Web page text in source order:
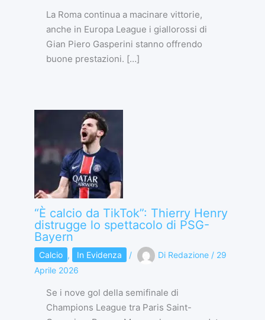
La Roma continua a macinare vittorie,
anche in Europa League i giallorossi di
Gian Piero Gasperini stanno offrendo
buone prestazioni. […]
“È calcio da TikTok”: Thierry Henry
distrugge lo spettacolo di PSG-
Bayern
Calcio , In Evidenza / Di Redazione / 29
Aprile 2026
Se i nove gol della semifinale di
Champions League tra Paris Saint-